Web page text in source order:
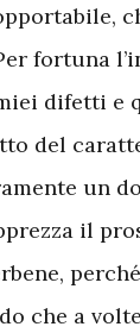
fortuna
difetti e
del
un
il
che a